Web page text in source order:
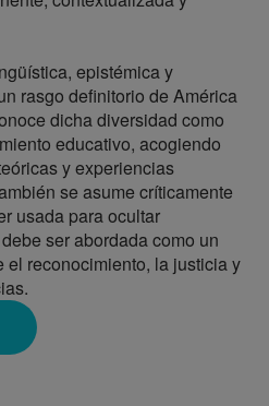
epistémica y
rasgo definitorio de América
dicha diversidad como
educativo, acogiendo
y experiencias
se asume críticamente
usada para ocultar
ser abordada como un
reconocimiento, la justicia y